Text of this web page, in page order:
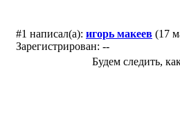
#1 написал(а): игорь макеев (17
Зарегистрирован: --
Будем следить,